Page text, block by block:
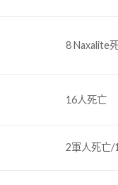
8 Naxalite
16人死亡
2軍人死亡/